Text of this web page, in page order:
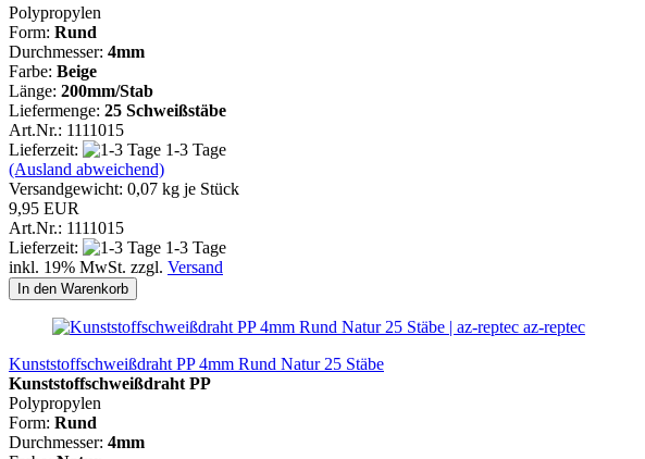
Polypropylen
Form: Rund
Durchmesser: 4mm
Farbe: Beige
Länge: 200mm/Stab
Liefermenge: 25 Schweißstäbe
Art.Nr.: 1111015
Lieferzeit:
1-3 Tage
(Ausland abweichend)
Versandgewicht: 0,07 kg je Stück
9,95 EUR
Art.Nr.: 1111015
Lieferzeit:
1-3 Tage
inkl. 19% MwSt. zzgl. Versand
In den Warenkorb
az-reptec
Kunststoffschweißdraht PP 4mm Rund Natur 25 Stäbe
Kunststoffschweißdraht PP
Polypropylen
Form: Rund
Durchmesser: 4mm